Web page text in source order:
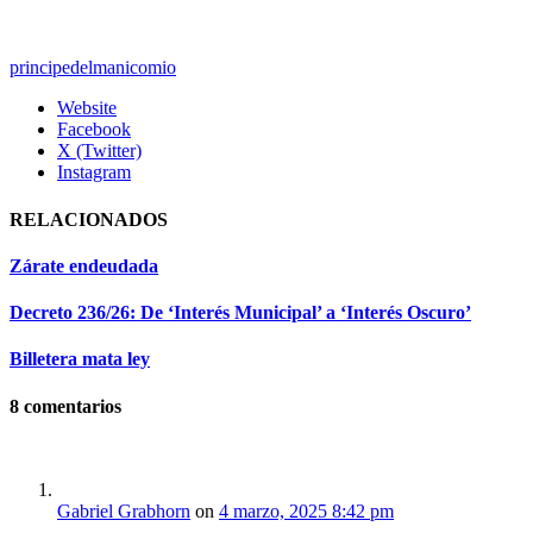
principedelmanicomio
Website
Facebook
X (Twitter)
Instagram
RELACIONADOS
Zárate endeudada
Decreto 236/26: De ‘Interés Municipal’ a ‘Interés Oscuro’
Billetera mata ley
8 comentarios
Gabriel Grabhorn on 4 marzo, 2025 8:42 pm